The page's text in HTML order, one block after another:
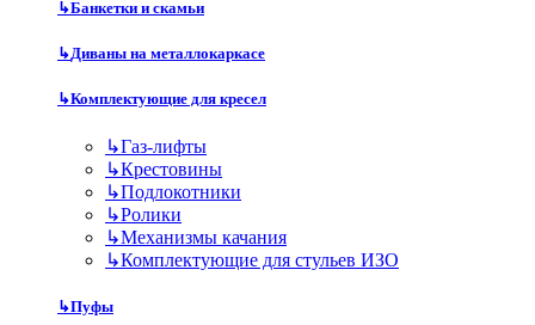
↳Банкетки и скамьи
↳Диваны на металлокаркасе
↳Комплектующие для кресел
↳Газ-лифты
↳Крестовины
↳Подлокотники
↳Ролики
↳Механизмы качания
↳Комплектующие для стульев ИЗО
↳Пуфы